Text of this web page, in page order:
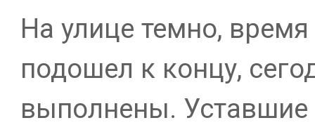
На улице темно,
подошел к концу,
выполнены.